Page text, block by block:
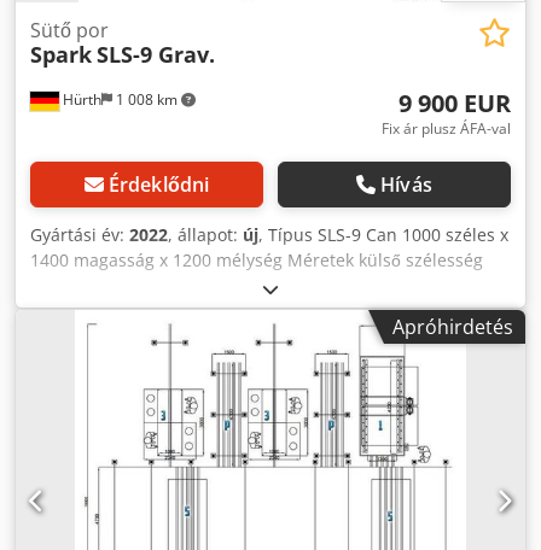
Hürth 1 008 km
Sütő por
SparkSLS-9 Grav.
9 900 EUR
Fix ár plusz ÁFA-val
Érdeklődni Hívás
Gyártási év: 2022, állapot: új, Típus SLS-9 Can 1000 széles x
1400 magasság x 1200 mélység Méretek külső szélesség
1200 x 1660 magasság x 1400 mély Elektromos tápegység
Névleges teljesítmény 9 KW Feszültség 380 V frekvencia 50-
60 Hz Ajtó típusa egyoldalú, vak Homogénség <± 4,0 ° C,
180 ° C hőmérsékleti stabilitás <± 5 ° C Hőmérséklet max.
230 ° C Szállítás: Gravitációs melegítők nélkül levehető
fűtőmodulok kapacitása 3456 L Garancia 12 hónap
Szállítási idő: kb. A megrendelés után 12-16 hét múlva a
szállítási költségeket egyenként számoljuk ki.
NÉMETORSZÁGI HANGSZÓRÓ KAPCSOLATOK
NÉMETORSZÁGBAN csak kérjen felszerelést is kérjen.
Apróhirdetés